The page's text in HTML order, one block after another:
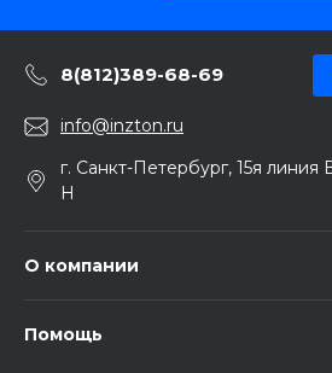
8(812)389-68-69
info@inzton.ru
г. Санкт-Петербург, 15я линия
Н
О компании
Помощь